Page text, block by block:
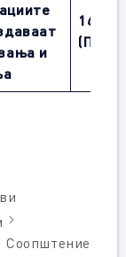
и
1
Соопштение